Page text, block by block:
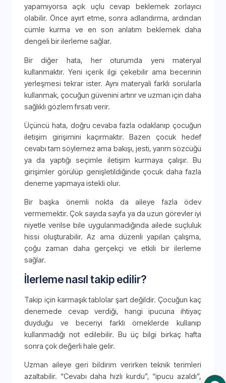
yapamıyorsa açık uçlu cevap beklemek zorlayıcı
olabilir. Önce ayırt etme, sonra adlandırma, ardından
cümle kurma ve en son anlatım beklemek daha
dengeli bir ilerleme sağlar.
Bir diğer hata, her oturumda yeni materyal
kullanmaktır. Yeni içerik ilgi çekebilir ama becerinin
yerleşmesi tekrar ister. Aynı materyali farklı sorularla
kullanmak, çocuğun güvenini artırır ve uzman için daha
sağlıklı gözlem fırsatı verir.
Üçüncü hata, doğru cevaba fazla odaklanıp çocuğun
iletişim girişimini kaçırmaktır. Bazen çocuk hedef
cevabı tam söylemez ama bakışı, jesti, yarım sözcüğü
ya da yaptığı seçimle iletişim kurmaya çalışır. Bu
girişimler görülüp genişletildiğinde çocuk daha fazla
deneme yapmaya istekli olur.
Bir başka önemli nokta da aileye fazla ödev
vermemektir. Çok sayıda sayfa ya da uzun görevler iyi
niyetle verilse bile uygulanmadığında ailede suçluluk
hissi oluşturabilir. Az ama düzenli yapılan çalışma,
çoğu zaman daha gerçekçi ve etkili bir ilerleme
sağlar.
İlerleme nasıl takip edilir?
Takip için karmaşık tablolar şart değildir. Çocuğun kaç
denemede cevap verdiği, hangi ipucuna ihtiyaç
duyduğu ve beceriyi farklı örneklerde kullanıp
kullanmadığı not edilebilir. Bu üç bilgi birkaç hafta
sonra çok değerli hale gelir.
Uzman aileye geri bildirim verirken teknik terimleri
azaltabilir. “Cevabı daha hızlı kurdu”, “ipucu azaldı”,